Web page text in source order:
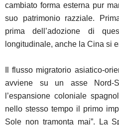
cambiato forma esterna pur
suo patrimonio razziale.
prima dell’adozione di
longitudinale, anche la Cina si
Il flusso migratorio asiatico-
avviene su un asse Nord-
l’espansione coloniale
nello stesso tempo il primo
Sole non tramonta mai”. La